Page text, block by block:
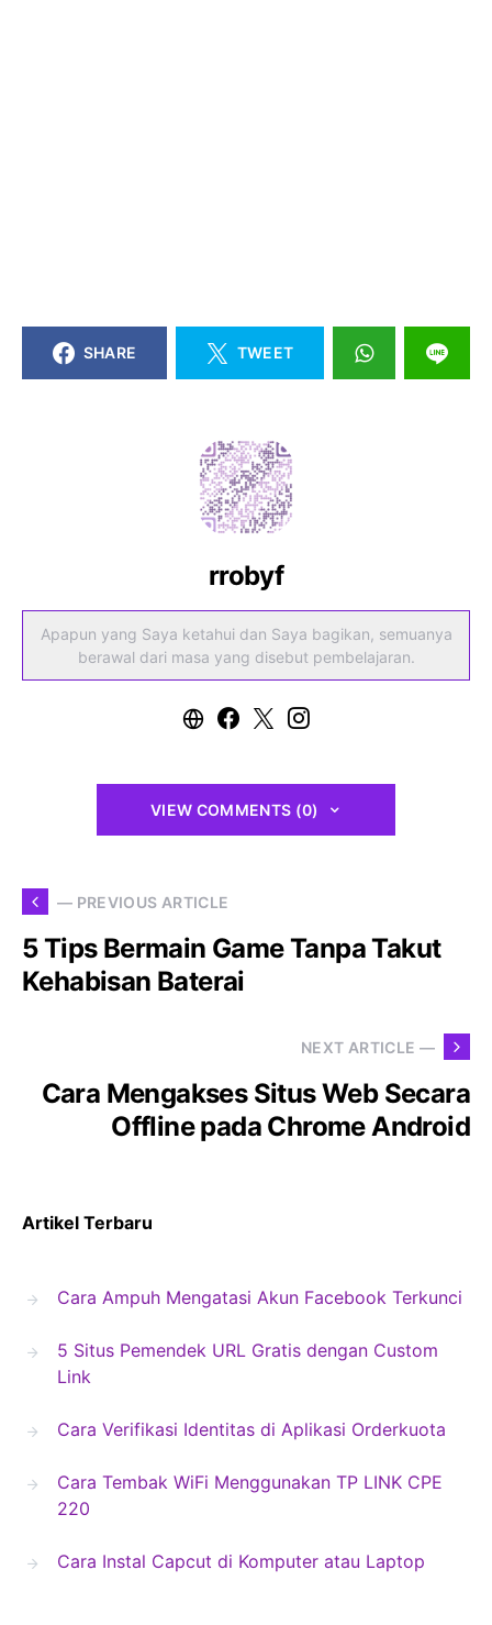
SHARE TWEET
rrobyf
Apapun yang Saya ketahui dan Saya bagikan, semuanya
berawal dari masa yang disebut pembelajaran.
VIEW COMMENTS (0)
— PREVIOUS ARTICLE
5 Tips Bermain Game Tanpa Takut
Kehabisan Baterai
NEXT ARTICLE —
Cara Mengakses Situs Web Secara
Offline pada Chrome Android
Artikel Terbaru
Cara Ampuh Mengatasi Akun Facebook Terkunci
5 Situs Pemendek URL Gratis dengan Custom
Link
Cara Verifikasi Identitas di Aplikasi Orderkuota
Cara Tembak WiFi Menggunakan TP LINK CPE
220
Cara Instal Capcut di Komputer atau Laptop